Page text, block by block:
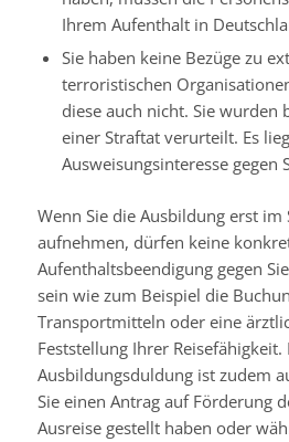
Ihrem Aufenthalt in
Sie haben keine Bezüge zu
terroristischen
diese auch nicht. Sie wurden
einer Straftat verurteilt. Es
Ausweisungsinteresse gegen
Wenn Sie die Ausbildung erst
aufnehmen, dürfen keine
Aufenthaltsbeendigung gegen
sein wie zum Beispiel die
Transportmitteln oder eine
Feststellung Ihrer
Ausbildungsduldung ist zudem
Sie einen Antrag auf Förderung
Ausreise gestellt haben oder